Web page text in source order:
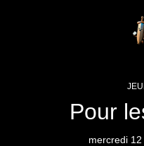
Pour
mercredi